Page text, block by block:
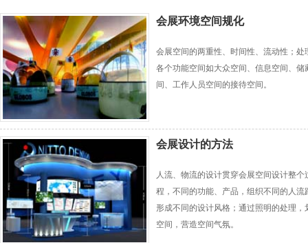
会展环境空间规化
会展空间的两重性、时间性、流动性；处
各个功能空间如大众空间、信息空间、储
间、工作人员空间的接待空间。
会展设计的方法
人流、物流的设计贯穿会展空间设计整个
程，不同的功能、产品，组织不同的人流
形成不同的设计风格；通过照明的处理，
空间，营造空间气氛。